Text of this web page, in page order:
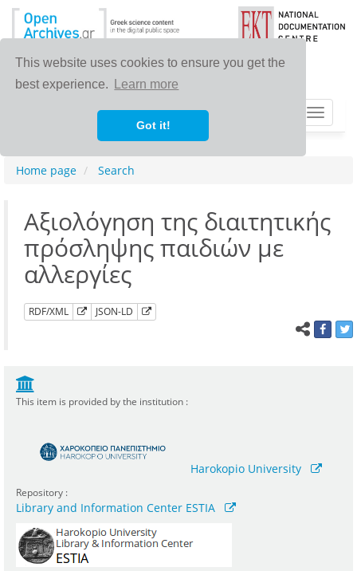
This website uses cookies to ensure you get the
best experience.
Learn more
Got it!
Toggle
Home page Search
Αξιολόγηση της διαιτητικής
πρόσληψης παιδιών με
αλλεργίες
RDF/XML JSON-LD
This item is provided by the institution :
Harokopio University
Repository :
Library and Information Center ESTIA